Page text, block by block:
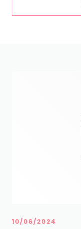
10/06/2024